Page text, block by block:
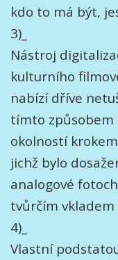
kdo to má být,
3)_
Nástroj
kulturního
nabízí dříve
tímto způsobem
okolností
jichž bylo
analogové
tvůrčím vkladem
4)_
Vlastní